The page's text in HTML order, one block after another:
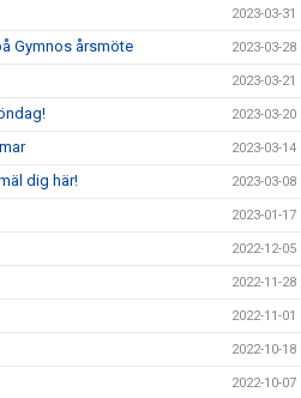
2023-03-31
Gymnos årsmöte 2023-03-28
2023-03-21
2023-03-20
2023-03-14
dig här! 2023-03-08
2023-01-17
2022-12-05
2022-11-28
2022-11-01
2022-10-18
2022-10-07